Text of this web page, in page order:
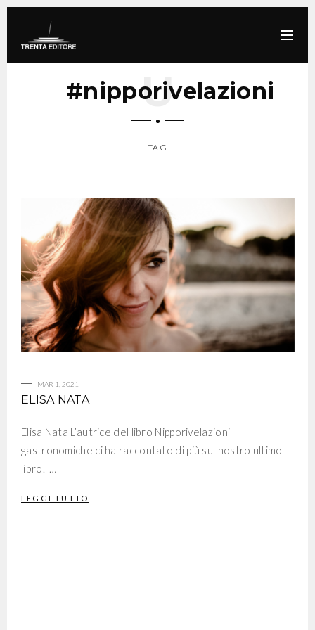
#nipporivelazioni
TAG
MAR 1, 2021
ELISA NATA
Elisa Nata L’autrice del libro Nipporivelazioni
gastronomiche ci ha raccontato di più sul nostro ultimo
libro. …
LEGGI TUTTO